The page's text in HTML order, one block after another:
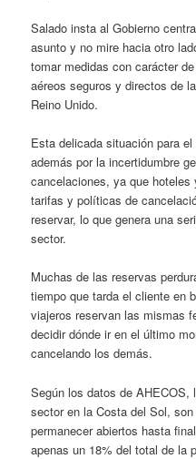
Salado insta al Gobierno
asunto y no mire hacia otro
tomar medidas con carácter
aéreos seguros y directos de
Reino Unido.
Esta delicada situación para
además por la incertidumbre
cancelaciones, ya que
tarifas y políticas de
reservar, lo que genera una
sector.
Muchas de las reservas
tiempo que tarda el cliente en
viajeros reservan las mismas
decidir dónde ir en el último
cancelando los demás.
Según los datos de AHECOS,
sector en la Costa del Sol,
permanecer abiertos hasta
apenas un 18% del total de la